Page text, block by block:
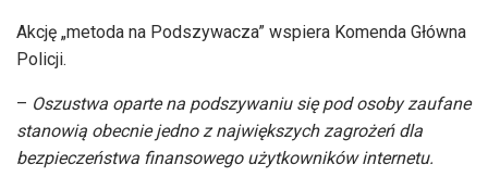
Akcję „metoda na Podszywacza” wspiera Komenda Główna
Policji.
– Oszustwa oparte na podszywaniu się pod osoby zaufane
stanowią obecnie jedno z największych zagrożeń dla
bezpieczeństwa finansowego użytkowników internetu.